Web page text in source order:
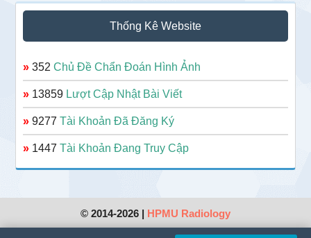
Thống Kê Website
» 352Chủ Đề Chẩn Đoán Hình Ảnh
» 13859 Lượt Cập Nhật Bài Viết
» 9277Tài Khoản Đã Đăng Ký
» 1447Tài Khoản Đang Truy Cập
© 2014-2026 | HPMU Radiology